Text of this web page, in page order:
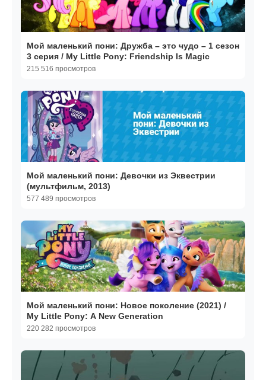
Мой маленький пони: Дружба – это чудо – 1 сезон
3 серия / My Little Pony: Friendship Is Magic
215 516 просмотров
Мой маленький пони: Девочки из Эквестрии
(мультфильм, 2013)
577 489 просмотров
Мой маленький пони: Новое поколение (2021) /
My Little Pony: A New Generation
220 282 просмотров